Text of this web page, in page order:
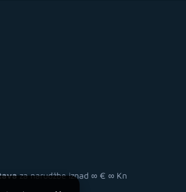
za narudžbe iznad ∞ € ∞ Kn